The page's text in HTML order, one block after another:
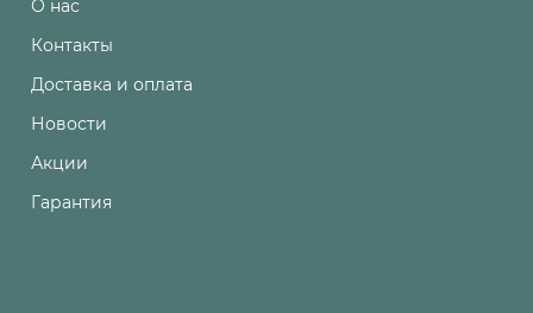
О нас
Контакты
Доставка и оплата
Новости
Акции
Гарантия